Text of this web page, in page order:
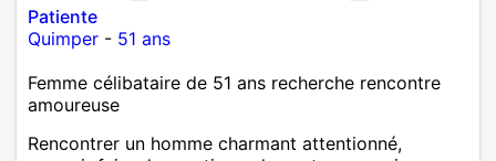
Patiente
Quimper - 51 ans
Femme célibataire de 51 ans recherche rencontre
amoureuse
Rencontrer un homme charmant attentionné,